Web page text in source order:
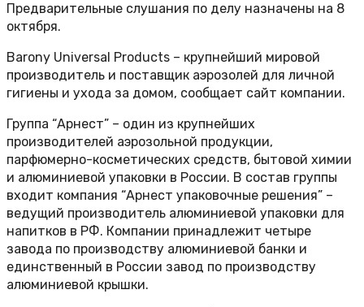
Предварительные слушания по делу назначены на 8
октября.
Barony Universal Products – крупнейший мировой
производитель и поставщик аэрозолей для личной
гигиены и ухода за домом, сообщает сайт компании.
Группа “Арнест” – один из крупнейших
производителей аэрозольной продукции,
парфюмерно-косметических средств, бытовой химии
и алюминиевой упаковки в России. В состав группы
входит компания “Арнест упаковочные решения” –
ведущий производитель алюминиевой упаковки для
напитков в РФ. Компании принадлежит четыре
завода по производству алюминиевой банки и
единственный в России завод по производству
алюминиевой крышки.